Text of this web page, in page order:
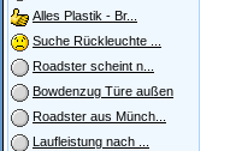
Alles Plastik - Br...
Suche Rückleuchte ...
Roadster scheint n...
Bowdenzug Türe außen
Roadster aus Münch...
Laufleistung nach ...